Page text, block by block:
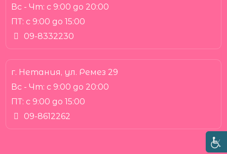
Вс - Чт: с 9:00 до 20:00
ПТ: с 9:00 до 15:00
09-8332230
г. Нетания, ул. Ремез 29
Вс - Чт: с 9:00 до 20:00
ПТ: с 9:00 до 15:00
09-8612262